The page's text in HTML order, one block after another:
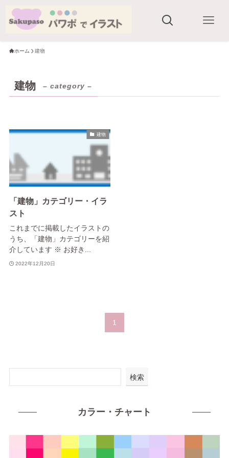
ホーム 建物
建物 – category –
建物
「建物」カテゴリー・イラ
スト
これまでに掲載したイラストの
うち、「建物」カテゴリーを紹
介しています ※ お好き...
2022年12月20日
1
検索
カラー・チャート